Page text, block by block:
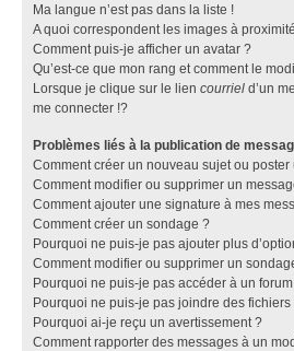
Ma langue n’est pas dans la liste !
A quoi correspondent les images à
Comment puis-je afficher un avatar ?
Qu’est-ce que mon rang et comment le
Lorsque je clique sur le lien courriel d’un
me connecter !?
Problèmes liés à la publication de
Comment créer un nouveau sujet ou
Comment modifier ou supprimer un
Comment ajouter une signature à mes
Comment créer un sondage ?
Pourquoi ne puis-je pas ajouter plus
Comment modifier ou supprimer un
Pourquoi ne puis-je pas accéder à un
Pourquoi ne puis-je pas joindre des
Pourquoi ai-je reçu un avertissement ?
Comment rapporter des messages à un